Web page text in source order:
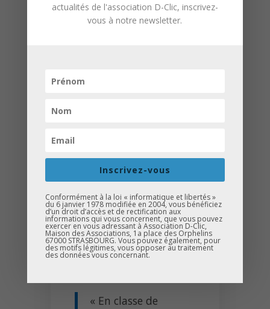
commissaire de
SELON TOI,
PLUS
IMPORTANT À
FAIRE PASSER
AUX
COLLÉGIENS
LORS DE CES
« En classe de
actualités de l'association D-Clic, inscrivez-
vous à notre newsletter.
Inscrivez-vous
Conformément à la loi « informatique et libertés »
du 6 janvier 1978 modifiée en 2004, vous bénéficiez
d’un droit d’accès et de rectification aux
informations qui vous concernent, que vous pouvez
exercer en vous adressant à Association D-Clic,
Maison des Associations, 1a place des Orphelins
67000 STRASBOURG. Vous pouvez également, pour
des motifs légitimes, vous opposer au traitement
des données vous concernant.